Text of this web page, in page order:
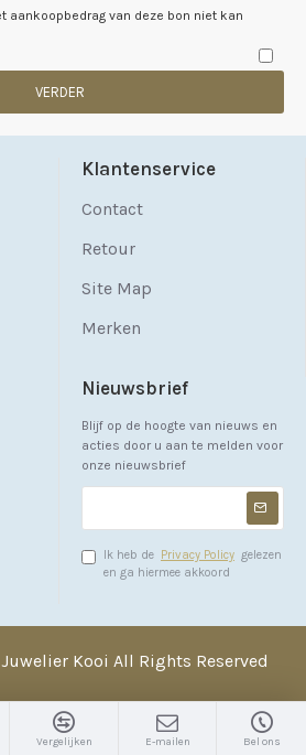
aankoopbedrag van deze bon niet kan
VERDER
Klantenservice
Contact
Retour
Site Map
Merken
Nieuwsbrief
Blijf op de hoogte van nieuws en
acties door u aan te melden voor
onze nieuwsbrief
Ik heb de Privacy Policy gelezen
en ga hiermee akkoord
Kooi All Rights Reserved
Vergelijken E-mailen Bel ons